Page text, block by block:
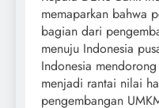
memaparkan bahwa
bagian dari
menuju Indonesia
Indonesia
menjadi rantai nilai
pengembangan